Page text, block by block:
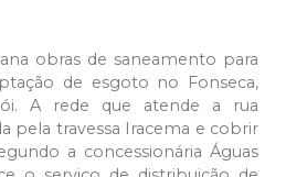
obras de saneamento para
de esgoto no Fonseca,
A rede que atende a rua
pela travessa Iracema e cobrir
a concessionária Águas